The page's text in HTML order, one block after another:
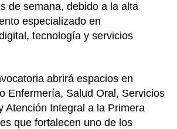
de semana, debido a la alta
especializado en
tecnología y servicios
abrirá espacios en
Enfermería, Salud Oral, Servicios
Atención Integral a la Primera
que fortalecen uno de los